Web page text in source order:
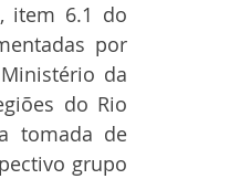
item 6.1 do
por
da
do Rio
tomada de
grupo